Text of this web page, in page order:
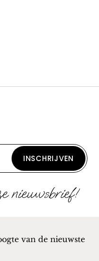
INSCHRIJVEN
nieuwsbrief!
van de nieuwste